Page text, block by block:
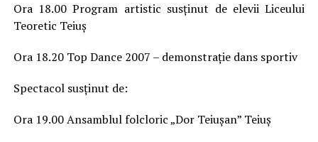
Ora 18.00 Program artistic susținut de elevii Liceului
Teoretic Teiuș
Ora 18.20 Top Dance 2007 – demonstrație dans sportiv
Spectacol susținut de:
Ora 19.00 Ansamblul folcloric „Dor Teiușan” Teiuș